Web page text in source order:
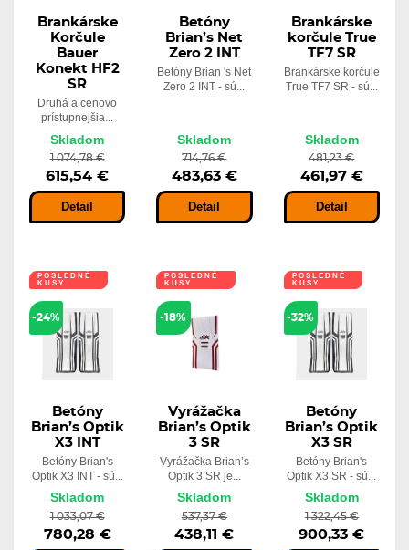
Brankárske
Korčule
Bauer
Konekt HF2
SR
Druhá a cenovo
prístupnejšia...
Skladom
1 074,78 €
615,54 €
Detail
Betóny
Brian’s Net
Zero 2 INT
Betóny Brian 's Net
Zero 2 INT - sú...
Skladom
714,76 €
483,63 €
Detail
Brankárske
korčule True
TF7 SR
Brankárske korčule
True TF7 SR - sú...
Skladom
481,23 €
461,97 €
Detail
POSLEDNÉ
KUSY
-24%
Betóny
Brian’s Optik
X3 INT
Betóny Brian's
Optik X3 INT - sú...
Skladom
1 033,07 €
780,28 €
POSLEDNÉ
KUSY
-18%
Vyrážačka
Brian’s Optik
3 SR
Vyrážačka Brian’s
Optik 3 SR je...
Skladom
537,37 €
438,11 €
POSLEDNÉ
KUSY
-32%
Betóny
Brian’s Optik
X3 SR
Betóny Brian's
Optik X3 SR - sú...
Skladom
1 322,45 €
900,33 €